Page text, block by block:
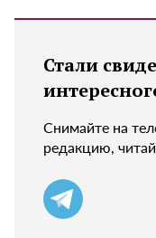
Стали
Снимайте на
редакцию,